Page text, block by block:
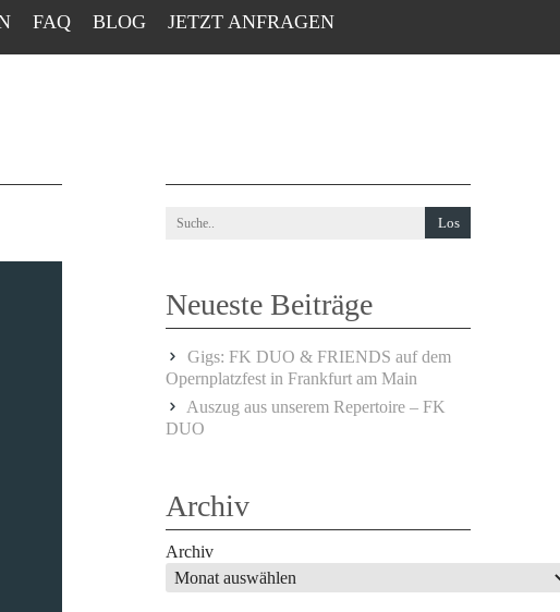
FAQ BLOG JETZT ANFRAGEN
Neueste Beiträge
Gigs: FK DUO & FRIENDS auf dem
Opernplatzfest in Frankfurt am Main
Auszug aus unserem Repertoire – FK
DUO
Archiv
Archiv